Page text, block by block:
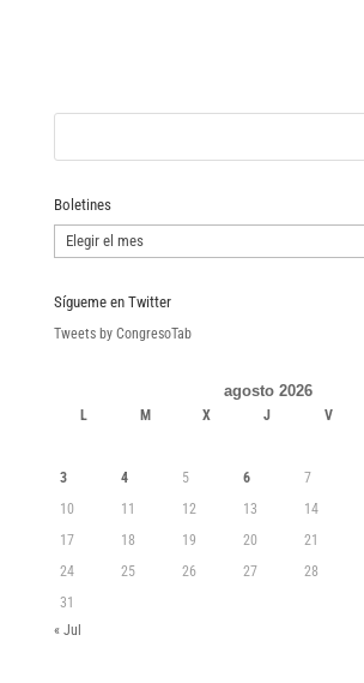
Boletines
Boletines
Sígueme en Twitter
Tweets by CongresoTab
agosto 2026
L M X J V
3
4 5 6 7
10
11 12 13 14
17
18 19 20 21
24
25 26 27 28
31
« Jul